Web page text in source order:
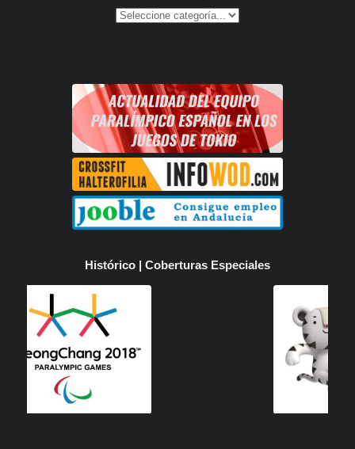
Histórico | Coberturas Especiales